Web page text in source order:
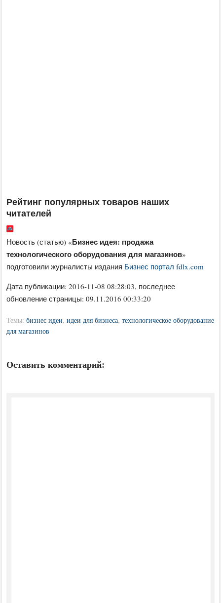
Рейтинг популярных товаров наших
читателей
Новость (статью) «Бизнес идея: продажа
технологического оборудования для магазинов»
подготовили журналисты издания Бизнес портал fdlx.com
Дата публикации:2016-11-08 08:28:03, последнее
обновление страницы: 09.11.2016 00:33:20
Темы:бизнес идеи,идеи для бизнеса,технологическое оборудование
для магазинов
Оставить комментарий: